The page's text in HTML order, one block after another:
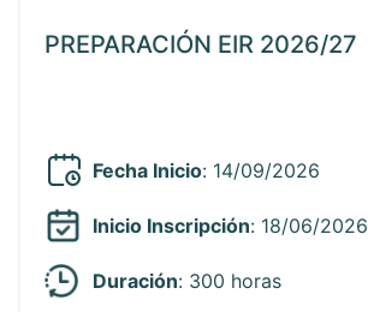
PREPARACIÓN EIR 2026/27
Fecha Inicio: 14/09/2026
Inicio Inscripción: 18/06/2026
Duración: 300 horas